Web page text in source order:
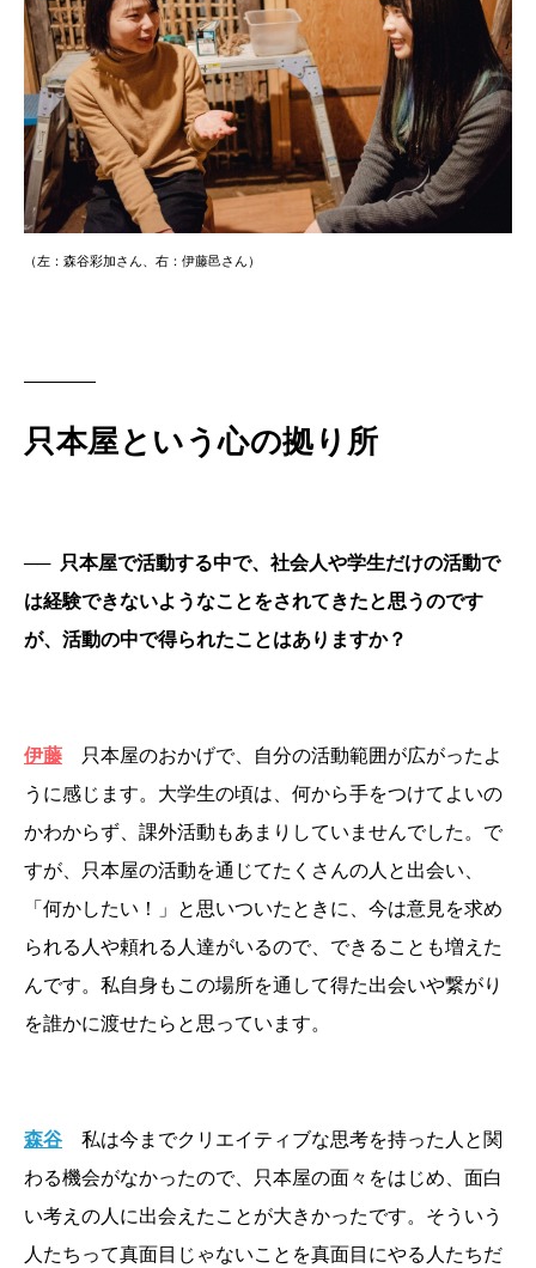
（左：森谷彩加さん、右：伊藤邑さん）
只本屋という心の拠り所
── 只本屋で活動する中で、社会人や学生だけの活動で
は経験できないようなことをされてきたと思うのです
が、活動の中で得られたことはありますか？
伊藤
只本屋のおかげで、自分の活動範囲が広がったよ
うに感じます。大学生の頃は、何から手をつけてよいの
かわからず、課外活動もあまりしていませんでした。で
すが、只本屋の活動を通じてたくさんの人と出会い、
「何かしたい！」と思いついたときに、今は意見を求め
られる人や頼れる人達がいるので、できることも増えた
んです。私自身もこの場所を通して得た出会いや繋がり
を誰かに渡せたらと思っています。
森谷
私は今までクリエイティブな思考を持った人と関
わる機会がなかったので、只本屋の面々をはじめ、面白
い考えの人に出会えたことが大きかったです。そういう
人たちって真面目じゃないことを真面目にやる人たちだ